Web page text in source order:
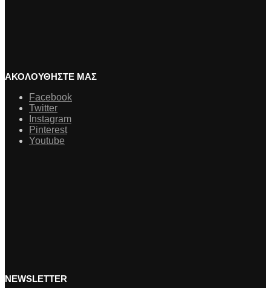
ΑΚΟΛΟΥΘΗΣΤΕ ΜΑΣ
Facebook
Twitter
Instagram
Pinterest
Youtube
NEWSLETTER